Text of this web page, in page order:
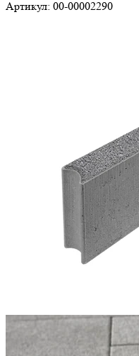
Артикул: 00-00002290